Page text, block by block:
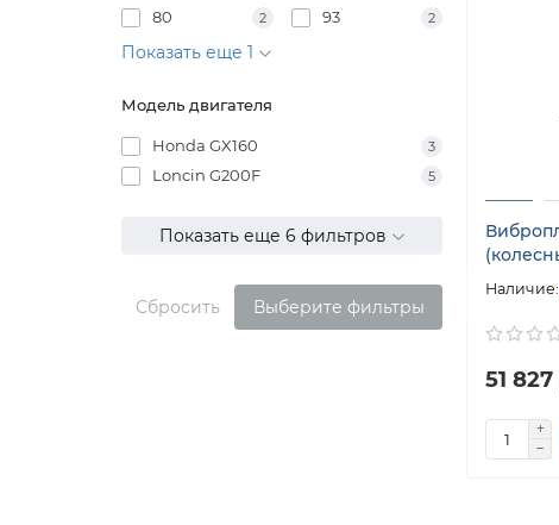
80 2 93 2
Показать еще 1
Модель двигателя
Honda GX160 3
Loncin G200F 5
Показать еще 6 фильтров
Сбросить Выберите фильтры
51